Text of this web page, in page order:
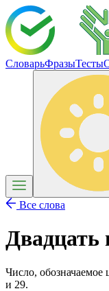
СловарьФразыТесты
Все слова
Двадцать
Число,
и 29.